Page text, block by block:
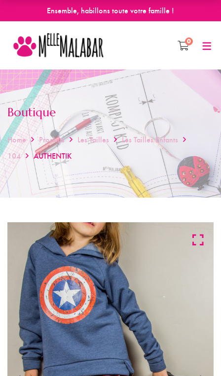
Ensemble, habillons toute votre famille !
0
Boutique
Home Produits Les Tailles
Les Tailles Enfants
104
AUTHENTIK